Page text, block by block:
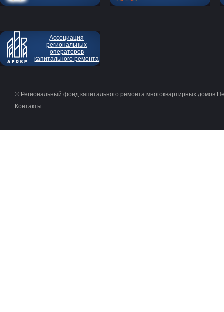
Ассоциация
региональных
операторов
капитального ремонта
© Региональный фонд капитального ремонта многоквартирных домов
Контакты